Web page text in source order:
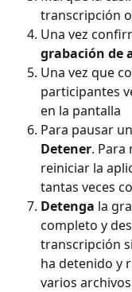
transcripción
Una vez
grabación de
Una vez que
participantes
en la pantalla
Para pausar
Detener. Para
reiniciar la
tantas veces
Detenga la
completo y
transcripción
ha detenido y
varios